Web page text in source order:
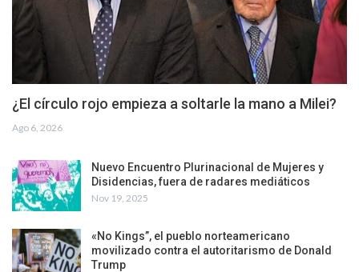
¿El círculo rojo empieza a soltarle la mano a Milei?
Ago 6, 2026
Nuevo Encuentro Plurinacional de Mujeres y
Disidencias, fuera de radares mediáticos
Nov 19, 2025
«No Kings”, el pueblo norteamericano
movilizado contra el autoritarismo de Donald
Trump